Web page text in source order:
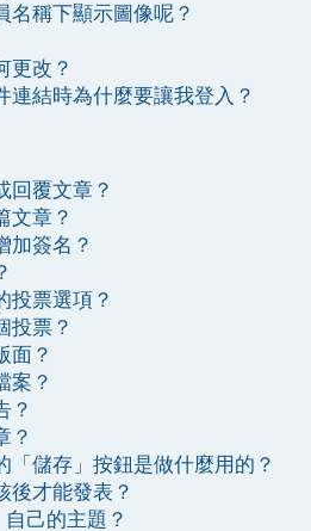
名稱下顯示圖像呢？
更改？
連結時為什麼要讓我登入？
回覆文章？
文章？
加簽名？
投票選項？
投票？
面？
案？
？
？
「儲存」按鈕是做什麼用的？
後才能發表？
己的主題？